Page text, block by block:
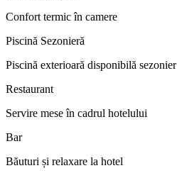
Confort termic în camere
Piscină Sezonieră
Piscină exterioară disponibilă sezonier
Restaurant
Servire mese în cadrul hotelului
Bar
Băuturi și relaxare la hotel